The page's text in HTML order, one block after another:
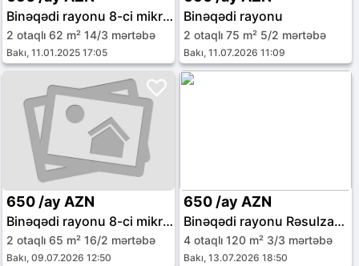
Binəqədi rayonu 8-ci mikrorayon
2 otaqlı 62 m² 14/3 mərtəbə
Bakı, 11.01.2025 17:05
Binəqədi rayonu
2 otaqlı 75 m² 5/2 mərtəbə
Bakı, 11.07.2026 11:09
650 /ay AZN
Binəqədi rayonu 8-ci mikrorayon
2 otaqlı 65 m² 16/2 mərtəbə
Bakı, 09.07.2026 12:50
650 /ay AZN
Binəqədi rayonu Rəsulzadə qəs.
4 otaqlı 120 m² 3/3 mərtəbə
Bakı, 13.07.2026 18:50